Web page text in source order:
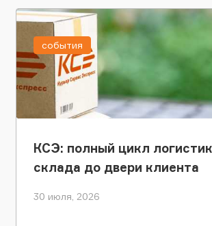
КСЭ: полный цикл
склада до двери клиента
30 июля, 2026
события